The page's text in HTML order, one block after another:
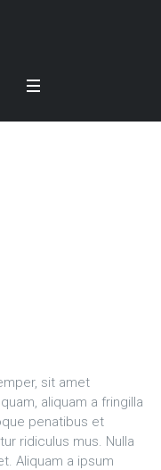
sit amet
aliquam a fringilla
penatibus et
ridiculus mus. Nulla
Aliquam a ipsum